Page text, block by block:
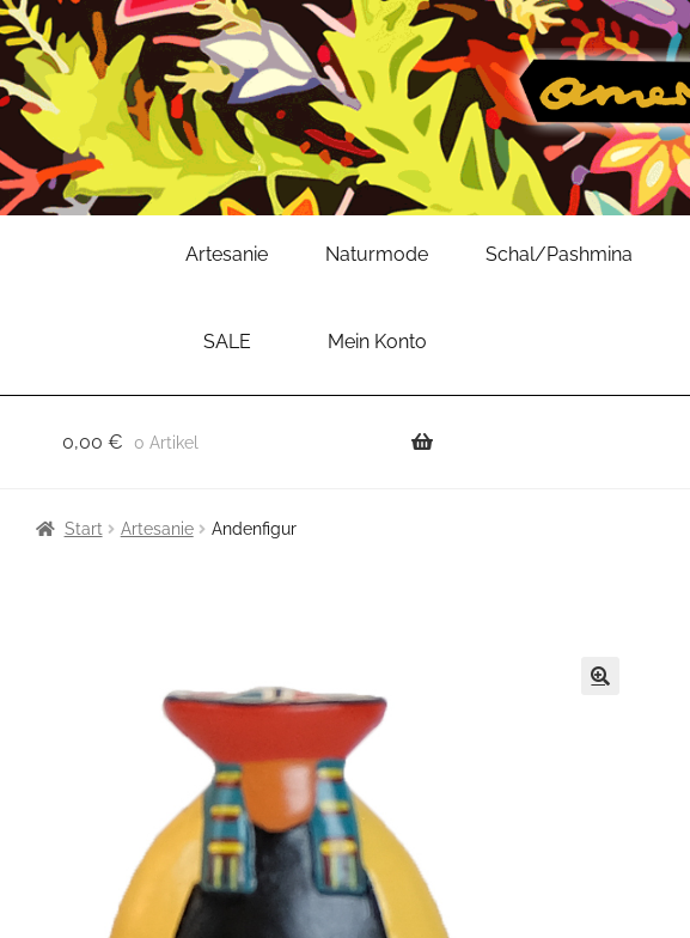
Artesanie Naturmode Schal/Pashmina
SALE Mein Konto
0,00 € 0 Artikel
Start Artesanie Andenfigur